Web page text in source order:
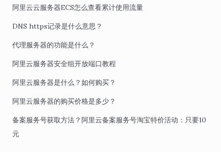
阿里云云服务器ECS怎么查看累计使用流量
DNS https记录是什么意思？
代理服务器的功能是什么？
阿里云服务器安全组开放端口教程
阿里云服务器是什么？如何购买？
阿里云服务器的购买价格是多少？
备案服务号获取方法？阿里云备案服务号淘宝特价活动：只要10
元